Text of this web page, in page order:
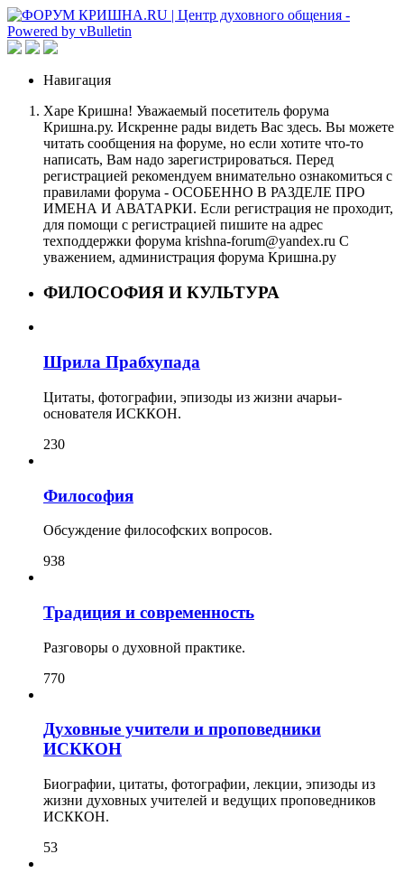
Навигация
Харе Кришна! Уважаемый посетитель форума
Кришна.ру. Искренне рады видеть Вас здесь. Вы можете
читать сообщения на форуме, но если хотите что-то
написать, Вам надо зарегистрироваться. Перед
регистрацией рекомендуем внимательно ознакомиться с
правилами форума - ОСОБЕННО В РАЗДЕЛЕ ПРО
ИМЕНА И АВАТАРКИ. Если регистрация не проходит,
для помощи с регистрацией пишите на адрес
техподдержки форума krishna-forum@yandex.ru С
уважением, администрация форума Кришна.ру
ФИЛОСОФИЯ И КУЛЬТУРА
Шрила Прабхупада
Цитаты, фотографии, эпизоды из жизни ачарьи-
основателя ИСККОН.
230
Философия
Обсуждение философских вопросов.
938
Традиция и современность
Разговоры о духовной практике.
770
Духовные учители и проповедники
ИСККОН
Биографии, цитаты, фотографии, лекции, эпизоды из
жизни духовных учителей и ведущих проповедников
ИСККОН.
53